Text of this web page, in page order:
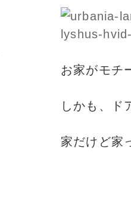
お家がモチ
しかも、ド
家だけど家